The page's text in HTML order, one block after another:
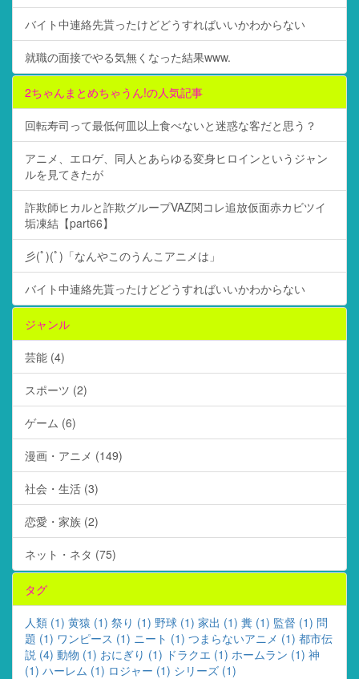
バイト中連絡先貰ったけどどうすればいいかわからない
就職の面接でやる気無くなった結果www.
2ちゃんまとめちゃうん!の人気記事
回転寿司って最低何皿以上食べないと迷惑な客だと思う？
アニメ、エロゲ、同人とあらゆる変身ヒロインというジャン
ルを見てきたが
詐欺師ヒカルと詐欺グループVAZ関コレ追放仮面赤カビツイ
垢凍結【part66】
彡(ﾟ)(ﾟ)「なんやこのうんこアニメは」
バイト中連絡先貰ったけどどうすればいいかわからない
ジャンル
芸能 (4)
スポーツ (2)
ゲーム (6)
漫画・アニメ (149)
社会・生活 (3)
恋愛・家族 (2)
ネット・ネタ (75)
タグ
人類 (1) 黄猿 (1) 祭り (1) 野球 (1) 家出 (1) 糞 (1) 監督 (1) 問
題 (1) ワンピース (1) ニート (1) つまらないアニメ (1) 都市伝
説 (4) 動物 (1) おにぎり (1) ドラクエ (1) ホームラン (1) 神
(1) ハーレム (1) ロジャー (1) シリーズ (1)